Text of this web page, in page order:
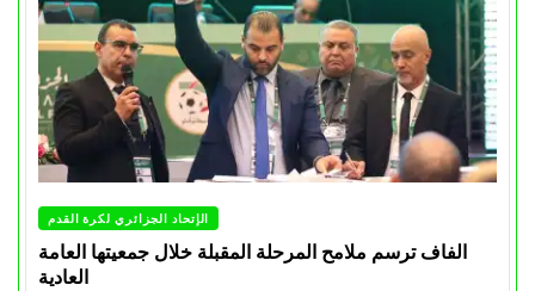
الإتحاد الجزائري لكرة القدم
الفاف ترسم ملامح المرحلة المقبلة خلال جمعيتها العامة
العادية